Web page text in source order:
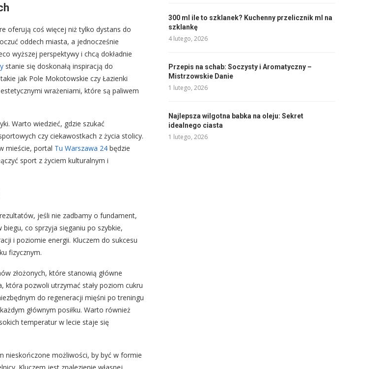
oferują coś więcej niż tylko dystans do
oddech miasta, a jednocześnie
wyższej perspektywy i chcą dokładnie
stanie się doskonałą inspiracją do
jak Pole Mokotowskie czy Łazienki
wrażeniami, które są paliwem
Warto wiedzieć, gdzie szukać
czy ciekawostkach z życia stolicy.
mieście, portal Tu Warszawa 24 będzie
sport z życiem kulturalnym i
jeśli nie zadbamy o fundament,
co sprzyja sięganiu po szybkie,
i poziomie energii. Kluczem do sukcesu
fizycznym.
złożonych, które stanowią główne
która pozwoli utrzymać stały poziom cukru
do regeneracji mięśni po treningu
głównym posiłku. Warto również
temperatur w lecie staje się
nieskończone możliwości, by być w formie
300 ml ile to szklanek? Kuchenny przelicznik ml na
szklankę
4 lutego, 2026
Przepis na schab: Soczysty i Aromatyczny –
Mistrzowskie Danie
1 lutego, 2026
Najlepsza wilgotna babka na oleju: Sekret
idealnego ciasta
1 lutego, 2026